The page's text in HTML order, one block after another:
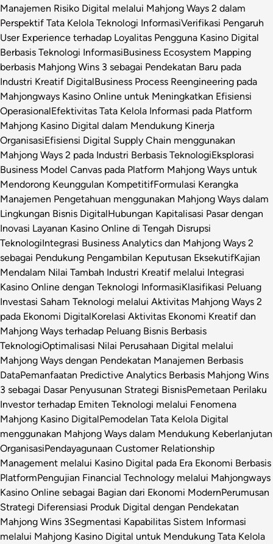
Manajemen Risiko Digital melalui Mahjong Ways 2 dalam
Perspektif Tata Kelola Teknologi InformasiVerifikasi Pengaruh
User Experience terhadap Loyalitas Pengguna Kasino Digital
Berbasis Teknologi InformasiBusiness Ecosystem Mapping
berbasis Mahjong Wins 3 sebagai Pendekatan Baru pada
Industri Kreatif DigitalBusiness Process Reengineering pada
Mahjongways Kasino Online untuk Meningkatkan Efisiensi
OperasionalEfektivitas Tata Kelola Informasi pada Platform
Mahjong Kasino Digital dalam Mendukung Kinerja
OrganisasiEfisiensi Digital Supply Chain menggunakan
Mahjong Ways 2 pada Industri Berbasis TeknologiEksplorasi
Business Model Canvas pada Platform Mahjong Ways untuk
Mendorong Keunggulan KompetitifFormulasi Kerangka
Manajemen Pengetahuan menggunakan Mahjong Ways dalam
Lingkungan Bisnis DigitalHubungan Kapitalisasi Pasar dengan
Inovasi Layanan Kasino Online di Tengah Disrupsi
TeknologiIntegrasi Business Analytics dan Mahjong Ways 2
sebagai Pendukung Pengambilan Keputusan EksekutifKajian
Mendalam Nilai Tambah Industri Kreatif melalui Integrasi
Kasino Online dengan Teknologi InformasiKlasifikasi Peluang
Investasi Saham Teknologi melalui Aktivitas Mahjong Ways 2
pada Ekonomi DigitalKorelasi Aktivitas Ekonomi Kreatif dan
Mahjong Ways terhadap Peluang Bisnis Berbasis
TeknologiOptimalisasi Nilai Perusahaan Digital melalui
Mahjong Ways dengan Pendekatan Manajemen Berbasis
DataPemanfaatan Predictive Analytics Berbasis Mahjong Wins
3 sebagai Dasar Penyusunan Strategi BisnisPemetaan Perilaku
Investor terhadap Emiten Teknologi melalui Fenomena
Mahjong Kasino DigitalPemodelan Tata Kelola Digital
menggunakan Mahjong Ways dalam Mendukung Keberlanjutan
OrganisasiPendayagunaan Customer Relationship
Management melalui Kasino Digital pada Era Ekonomi Berbasis
PlatformPengujian Financial Technology melalui Mahjongways
Kasino Online sebagai Bagian dari Ekonomi ModernPerumusan
Strategi Diferensiasi Produk Digital dengan Pendekatan
Mahjong Wins 3Segmentasi Kapabilitas Sistem Informasi
melalui Mahjong Kasino Digital untuk Mendukung Tata Kelola